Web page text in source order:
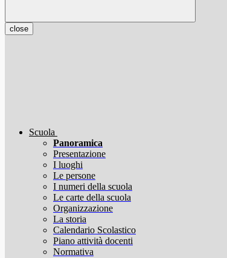
close
Scuola
Panoramica
Presentazione
I luoghi
Le persone
I numeri della scuola
Le carte della scuola
Organizzazione
La storia
Calendario Scolastico
Piano attività docenti
Normativa